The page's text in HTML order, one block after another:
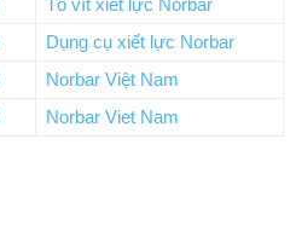
Tô vít xiết lực Norbar
Dụng cụ xiết lực Norbar
Norbar Việt Nam
Norbar Viet Nam